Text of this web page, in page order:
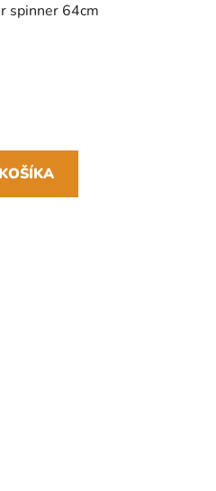
spinner 64cm